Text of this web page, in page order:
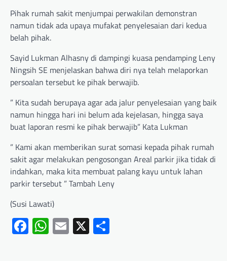
Pihak rumah sakit menjumpai perwakilan demonstran
namun tidak ada upaya mufakat penyelesaian dari kedua
belah pihak.
Sayid Lukman Alhasny di dampingi kuasa pendamping Leny
Ningsih SE menjelaskan bahwa diri nya telah melaporkan
persoalan tersebut ke pihak berwajib.
” Kita sudah berupaya agar ada jalur penyelesaian yang baik
namun hingga hari ini belum ada kejelasan, hingga saya
buat laporan resmi ke pihak berwajib” Kata Lukman
” Kami akan memberikan surat somasi kepada pihak rumah
sakit agar melakukan pengosongan Areal parkir jika tidak di
indahkan, maka kita membuat palang kayu untuk lahan
parkir tersebut ” Tambah Leny
(Susi Lawati)
Facebook
WhatsApp
Email
X